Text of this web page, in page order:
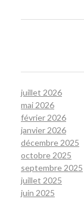
juillet 2026
mai 2026
février 2026
janvier 2026
décembre 2025
octobre 2025
septembre 2025
juillet 2025
juin 2025